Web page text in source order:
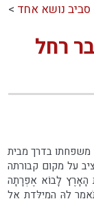
סביב נושא אחד >
רחל
משפחתו בדרך מבית
על מקום קבורתה
הָאָרֶץ לָבוֹא אֶפְרָתָה
לָהּ הַמְיַלֶּדֶת אַל